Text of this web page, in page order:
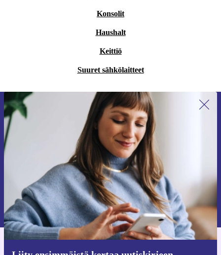
Konsolit
Haushalt
Keittiö
Suuret sähkölaitteet
Liity ensimmäistä kertaa uutiskirjeen
tilaajaksi ja säästä 15 €!
Älä missaa enää yhtäkään tarjousta.
Pyydä etukuponki
Lisätietoja henkilötietojen käytöstä löydättietosuojaselosteestamme.